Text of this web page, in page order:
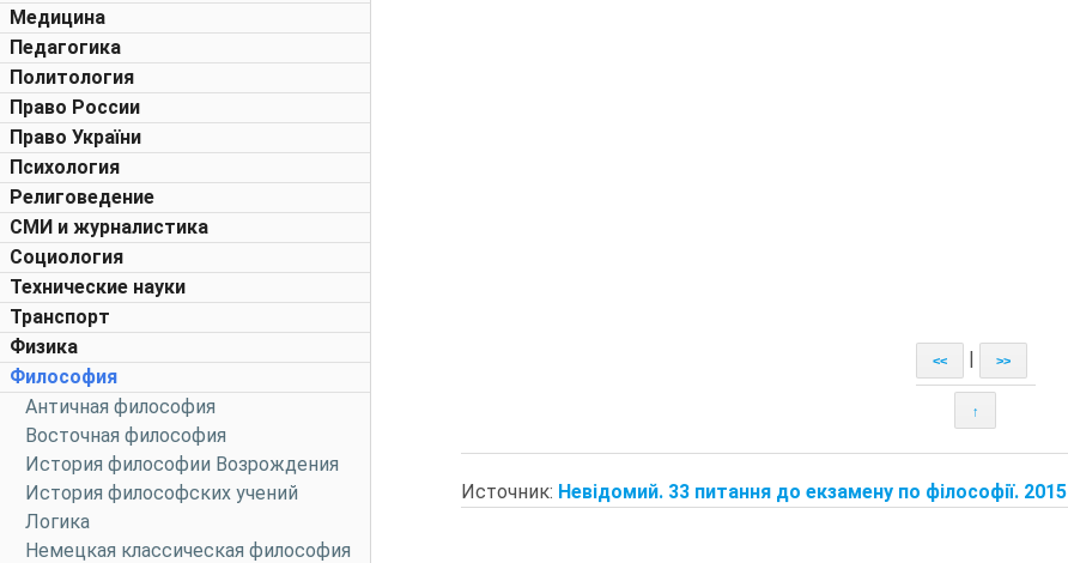
Медицина
Педагогика
Политология
Право России
Право України
Психология
Религоведение
СМИ и журналистика
Социология
Технические науки
Транспорт
Физика
Философия
Античная философия
Восточная философия
История философии Возрождения
История философских учений
Логика
Немецкая классическая философия
<< >>
↑
Источник: Невідомий. 33 питання до екзамену по філософії. 2015